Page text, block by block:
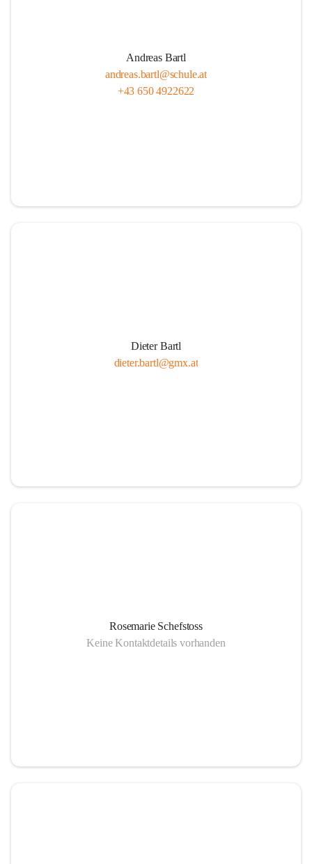
Andreas Bartl
andreas.bartl@schule.at
+43 650 4922622
Dieter Bartl
dieter.bartl@gmx.at
Rosemarie Schefstoss
Keine Kontaktdetails vorhanden